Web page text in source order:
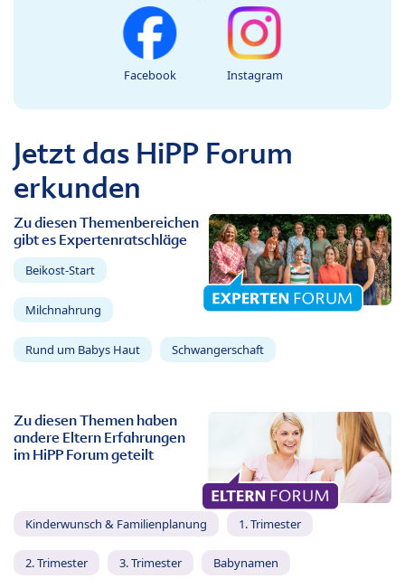
Facebook Instagram
Jetzt das HiPP Forum
erkunden
Zu diesen Themenbereichen
gibt es Expertenratschläge
Beikost-Start
Milchnahrung
Rund um Babys Haut Schwangerschaft
Zu diesen Themen haben
andere Eltern Erfahrungen
im HiPP Forum geteilt
Kinderwunsch & Familienplanung 1. Trimester
2. Trimester 3. Trimester Babynamen